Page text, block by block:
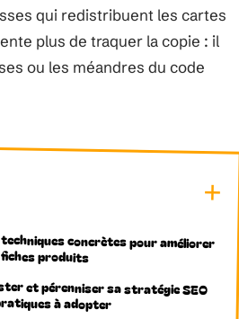
qui redistribuent les cartes
plus de traquer la copie : il
ou les méandres du code
concrètes pour améliorer
produits
et pérenniser sa stratégie SEO
à adopter